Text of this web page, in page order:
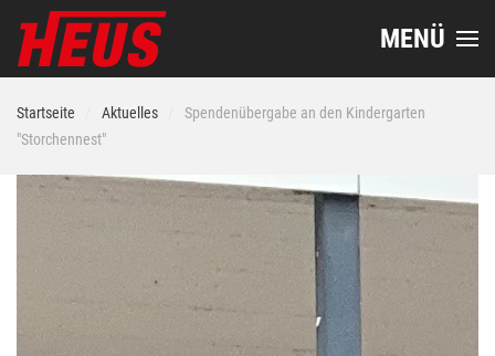
MENÜ
Startseite Aktuelles
Spendenübergabe an den Kindergarten
"Storchennest"